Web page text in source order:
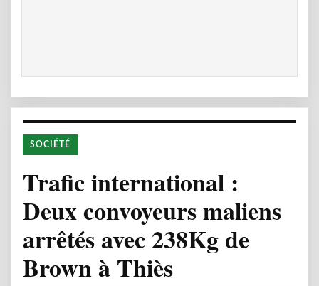
SOCIÉTÉ
Trafic international :
Deux convoyeurs maliens
arrêtés avec 238Kg de
Brown à Thiès